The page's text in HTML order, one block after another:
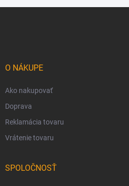
O NÁKUPE
Ako nakupovať
Doprava
Reklamácia tovaru
Vrátenie tovaru
SPOLOČNOSŤ